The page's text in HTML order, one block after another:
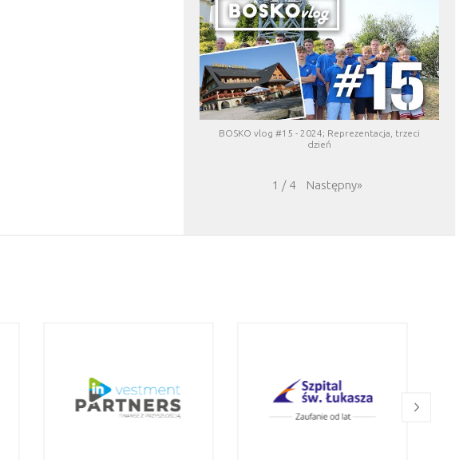
BOSKO vlog #15 - 2024; Reprezentacja, trzeci
dzień
1 / 4 Następny»